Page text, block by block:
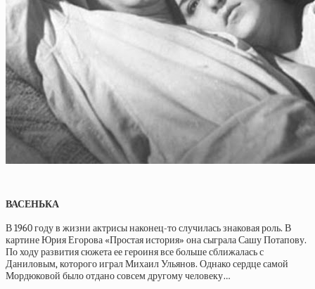
ВАСЕНЬКА
В 1960 году в жизни актрисы наконец-то случилась знаковая роль. В
картине Юрия Егорова «Простая история» она сыграла Сашу Потапову.
По ходу развития сюжета ее героиня все больше сближалась с
Даниловым, которого играл Михаил Ульянов. Однако сердце самой
Мордюковой было отдано совсем другому человеку…